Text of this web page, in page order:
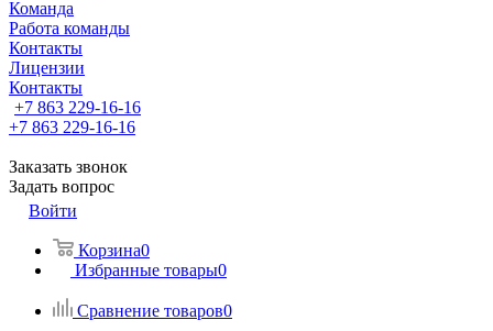
Команда
Работа команды
Контакты
Лицензии
Контакты
+7 863 229-16-16
+7 863 229-16-16
Заказать звонок
Задать вопрос
Войти
Корзина0
Избранные товары0
Сравнение товаров0